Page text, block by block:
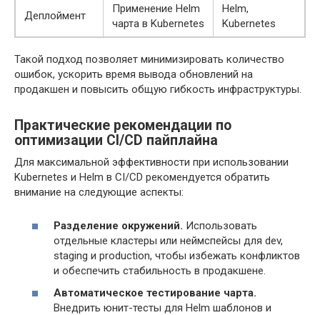
Деплоймент
Применение Helm
чарта в Kubernetes
Helm,
Kubernetes
Такой подход позволяет минимизировать количество
ошибок, ускорить время вывода обновлений на
продакшен и повысить общую гибкость инфраструктуры.
Практические рекомендации по
оптимизации CI/CD пайплайна
Для максимальной эффективности при использовании
Kubernetes и Helm в CI/CD рекомендуется обратить
внимание на следующие аспекты:
Разделение окружений. Использовать
отдельные кластеры или неймспейсы для dev,
staging и production, чтобы избежать конфликтов
и обеспечить стабильность в продакшене.
Автоматическое тестирование чарта.
Внедрить юнит-тесты для Helm шаблонов и